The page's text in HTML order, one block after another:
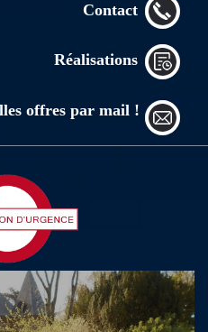
Contact
Réalisations
offres par mail !